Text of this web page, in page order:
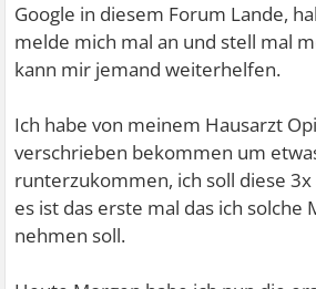
Google in diesem Forum Lande,
melde mich mal an und stell mal
kann mir jemand weiterhelfen.
Ich habe von meinem Hausarzt
verschrieben bekommen um
runterzukommen, ich soll diese 3x
es ist das erste mal das ich solche
nehmen soll.